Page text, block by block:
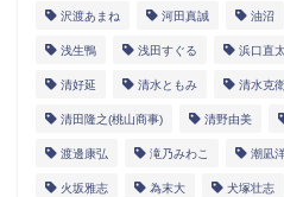
沢渡あまね 河田真誠 油沼
浅生鴨 浅田すぐる 浜口直
清好延 清水ともみ 清水克
清田隆之(桃山商事) 清野由美
渡邊康弘 滝乃みわこ 潮凪
火坂雅志 為末大 犬塚壮志